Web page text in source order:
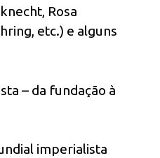
Rosa
etc.) e alguns
– da fundação à
imperialista